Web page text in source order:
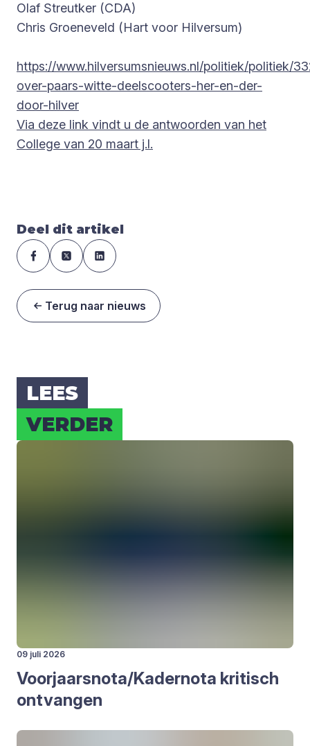
Olaf Streutker (CDA)
Chris Groeneveld (Hart voor Hilversum)
https://www.hilversumsnieuws.nl/politiek/politiek/
over-paars-witte-deelscooters-her-en-der-
door-hilver
Via deze link vindt u de antwoorden van het
College van 20 maart j.l.
Deel dit artikel
Terug naar nieuws
LEES
VER­DER
09 juli 2026
Voorjaarsnota/​Kadernota kri­tisch
ont­van­gen